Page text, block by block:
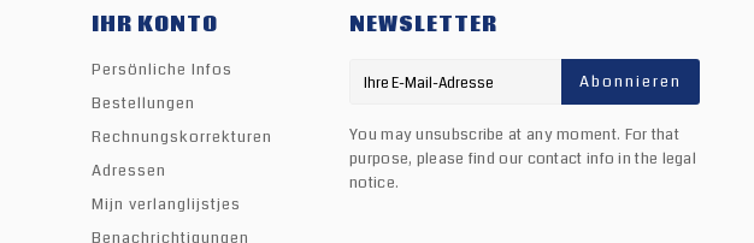
IHR KONTO
Persönliche Infos
Bestellungen
Rechnungskorrekturen
Adressen
Mijn verlanglijstjes
Benachrichtigungen
NEWSLETTER
Abonnieren
You may unsubscribe at any moment. For that
purpose, please find our contact info in the legal
notice.